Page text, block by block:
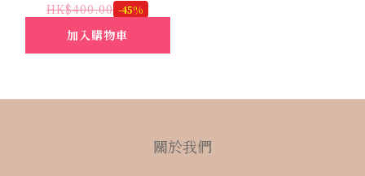
HK$400.00 -45%
加入購物車
關於我們